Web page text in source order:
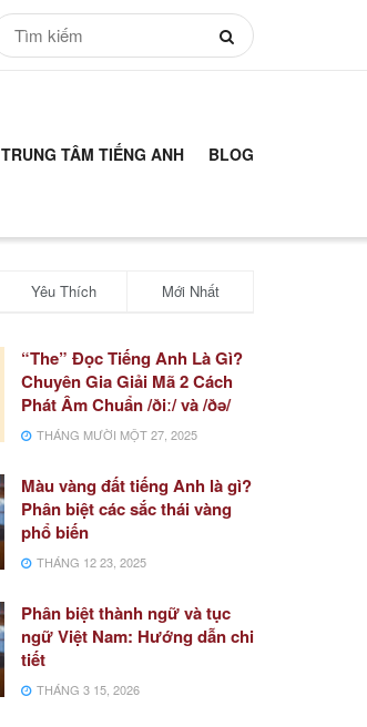
TRUNG TÂM TIẾNG ANH BLOG
Yêu Thích Mới Nhất
“The” Đọc Tiếng Anh Là Gì?
Chuyên Gia Giải Mã 2 Cách
Phát Âm Chuẩn /ðiː/ và /ðə/
THÁNG MƯỜI MỘT 27, 2025
Màu vàng đất tiếng Anh là gì?
Phân biệt các sắc thái vàng
phổ biến
THÁNG 12 23, 2025
Phân biệt thành ngữ và tục
ngữ Việt Nam: Hướng dẫn chi
tiết
THÁNG 3 15, 2026